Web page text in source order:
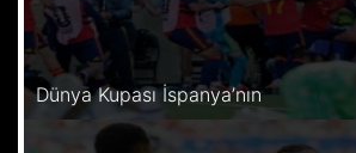
Dünya Kupası İspanya’nın